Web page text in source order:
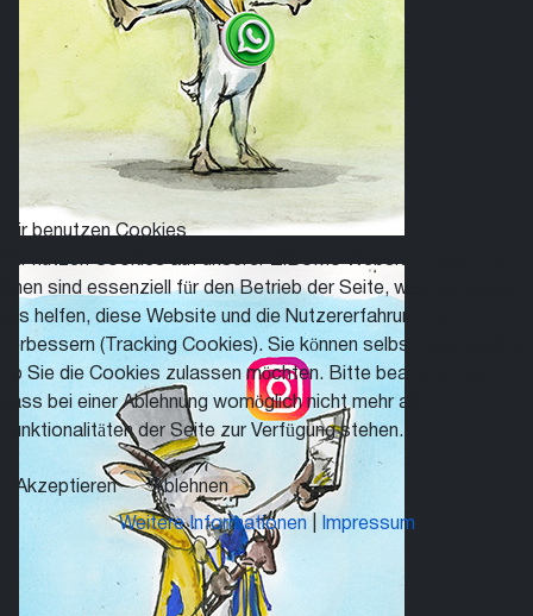
Wir benutzen Cookies
ihnen sind essenziell für den Betrieb der Seite, während andere
uns helfen, diese Website und die Nutzererfahrung zu
verbessern (Tracking Cookies). Sie können selbst entscheiden,
ob Sie die Cookies zulassen möchten. Bitte beachten Sie,
dass bei einer Ablehnung womöglich nicht mehr alle
Funktionalitäten der Seite zur Verfügung stehen.
Akzeptieren Ablehnen
Weitere Informationen| Impressum